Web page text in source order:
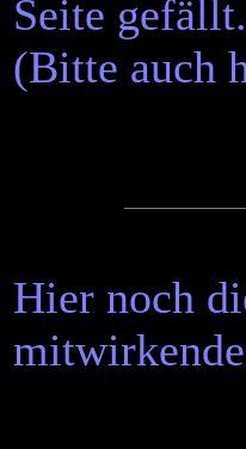
Seite
(Bitte auch
Hier noch